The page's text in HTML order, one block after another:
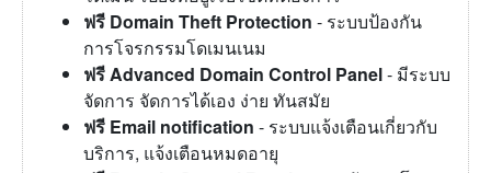
ฟรี Domain Theft Protection - ระบบป้องกัน
การโจรกรรมโดเมนเนม
ฟรี Advanced Domain Control Panel- มีระบบ
จัดการ จัดการได้เอง ง่าย ทันสมัย
ฟรี Email notification - ระบบแจ้งเตือนเกี่ยวกับ
บริการ, แจ้งเตือนหมดอายุ